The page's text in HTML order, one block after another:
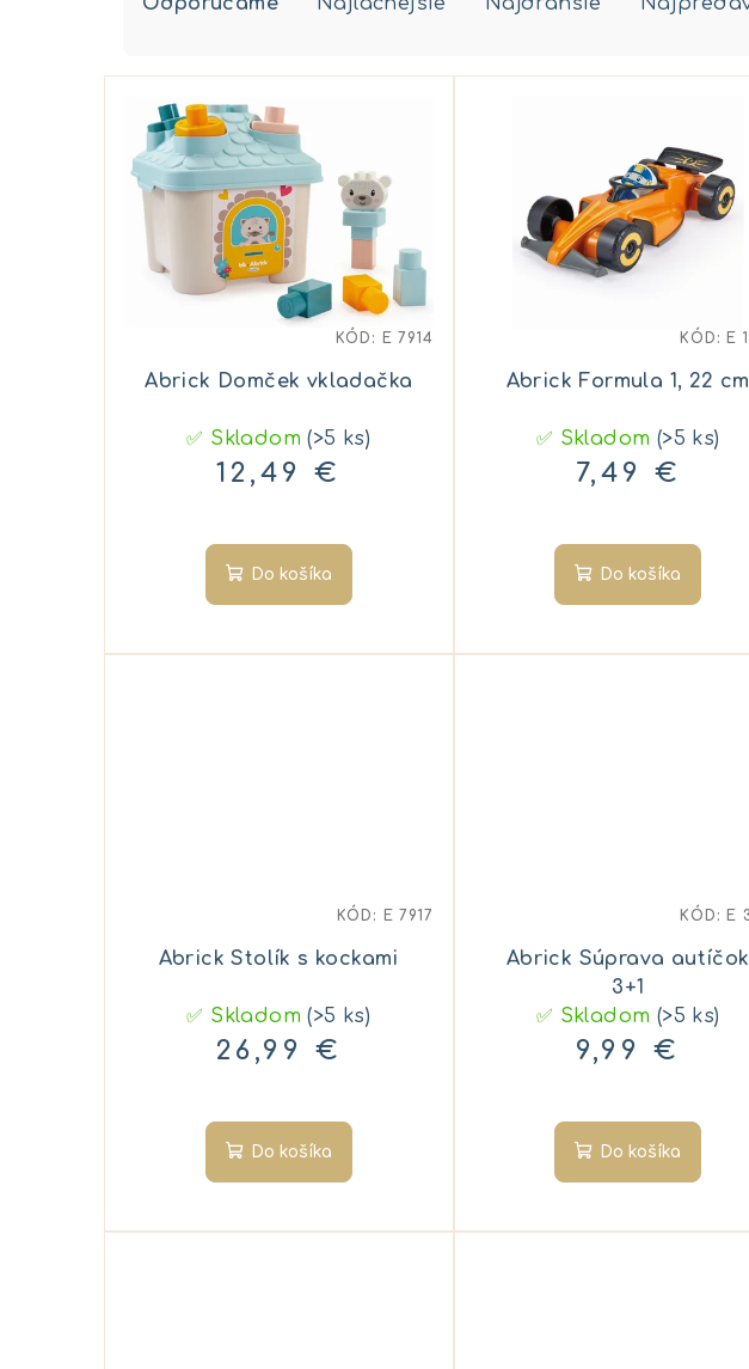
a
n
e
o
v
ý
p
o
Abrick Domček vkladačka
✅ Skladom(>5 ks)
12,49 €
Do košíka
KÓD: E 7914
Abrick Formula 1, 22 cm
✅ Skladom (>5 ks)
7,49 €
Do košíka
KÓD: E
Abrick Stolík s kockami
✅ Skladom(>5 ks)
26,99 €
Do košíka
KÓD: E 7917
Abrick Súprava autíčok
3+1
✅ Skladom (>5 ks)
9,99 €
Do košíka
KÓD: E